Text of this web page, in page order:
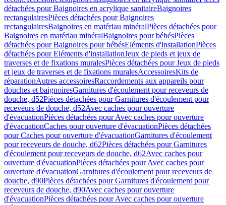
détachées pour Baignoires en acrylique sanitaireBaignoires
rectangulairesPièces détachées pour Baignoires
rectangulairesBaignoires en matériau minéralPièces détachées pour
Baignoires en matériau minéralBaignoires pour bébésPièces
détachées pour Baignoires pour bébésEléments d'installationPièces
détachées pour Eléments d'installationJeux de pieds et jeux de
traverses et de fixations muralesPièces détachées pour Jeux de pieds
et jeux de traverses et de fixations muralesAccessoiresKits de
réparationAutres accessoiresRaccordements aux appareils pour
douches et baignoiresGarnitures d'écoulement pour receveurs de
douche, d52Pièces détachées pour Garnitures d'écoulement pour
receveurs de douche, d52Avec caches pour ouverture
d'évacuationPièces détachées pour Avec caches pour ouverture
d'évacuationCaches pour ouverture d'évacuationPièces détachées
pour Caches pour ouverture d'évacuationGarnitures d'écoulement
pour receveurs de douche, d62Pièces détachées pour Garnitures
d'écoulement pour receveurs de douche, d62Avec caches pour
ouverture d'évacuationPièces détachées pour Avec caches pour
ouverture d'évacuationGarnitures d'écoulement pour receveurs de
douche, d90Pièces détachées pour Garnitures d'écoulement pour
receveurs de douche, d90Avec caches pour ouverture
d'évacuationPièces détachées pour Avec caches pour ouverture